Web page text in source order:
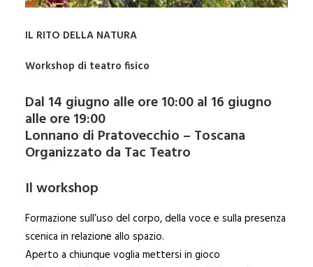
IL RITO DELLA NATURA
Workshop di teatro fisico
Dal 14 giugno alle ore 10:00 al 16 giugno
alle ore 19:00
Lonnano di Pratovecchio – Toscana
Organizzato da Tac Teatro
Il workshop
Formazione sull’uso del corpo, della voce e sulla presenza
scenica in relazione allo spazio.
Aperto a chiunque voglia mettersi in gioco